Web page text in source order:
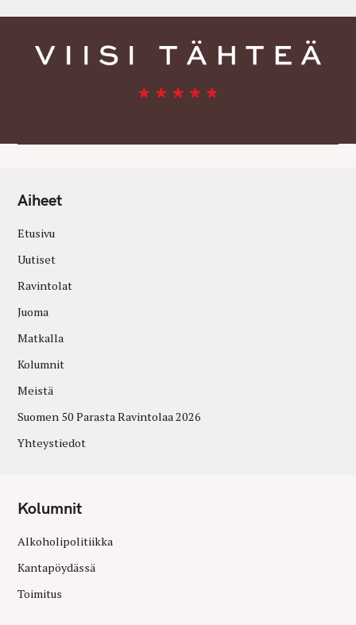
Aiheet
Etusivu
Uutiset
Ravintolat
Juoma
Matkalla
Kolumnit
Meistä
Suomen 50 Parasta Ravintolaa 2026
Yhteystiedot
Kolumnit
Alkoholipolitiikka
Kantapöydässä
Toimitus